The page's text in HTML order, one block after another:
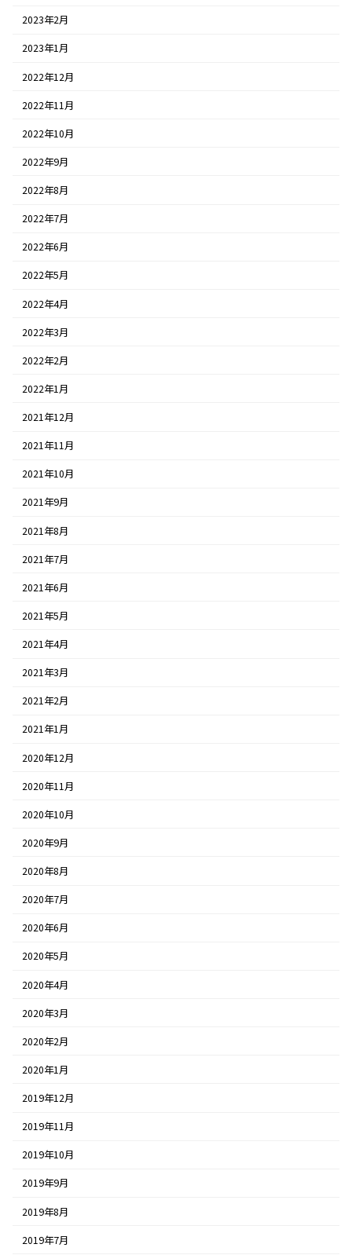
2023年2月
2023年1月
2022年12月
2022年11月
2022年10月
2022年9月
2022年8月
2022年7月
2022年6月
2022年5月
2022年4月
2022年3月
2022年2月
2022年1月
2021年12月
2021年11月
2021年10月
2021年9月
2021年8月
2021年7月
2021年6月
2021年5月
2021年4月
2021年3月
2021年2月
2021年1月
2020年12月
2020年11月
2020年10月
2020年9月
2020年8月
2020年7月
2020年6月
2020年5月
2020年4月
2020年3月
2020年2月
2020年1月
2019年12月
2019年11月
2019年10月
2019年9月
2019年8月
2019年7月